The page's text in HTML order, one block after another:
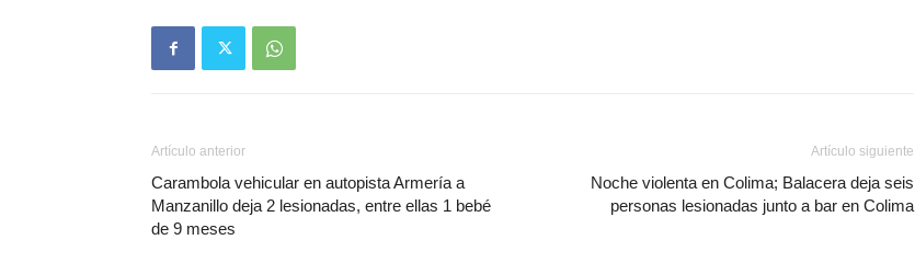
Artículo anterior
Carambola vehicular en autopista Armería a
Manzanillo deja 2 lesionadas, entre ellas 1 bebé
de 9 meses
Artículo siguiente
Noche violenta en Colima; Balacera deja seis
personas lesionadas junto a bar en Colima